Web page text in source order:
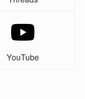
YouTube